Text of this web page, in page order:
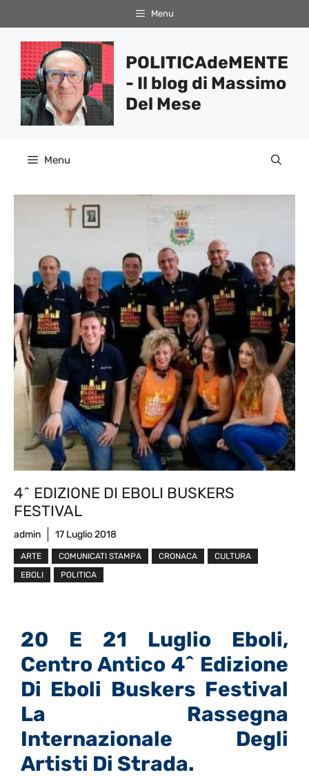
al
contenuto
Menu
POLITICAdeMENTE
- Il blog di Massimo
Del Mese
Menu
4^ EDIZIONE DI EBOLI BUSKERS
FESTIVAL
admin 17 Luglio 2018
ARTE COMUNICATI STAMPA CRONACA
CULTURA
EBOLI
POLITICA
20 E 21 Luglio Eboli,
Centro Antico 4^ Edizione
Di Eboli Buskers Festival
La Rassegna
Internazionale Degli
Artisti Di Strada.